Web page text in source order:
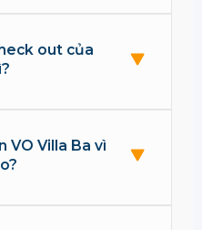
out của
VO Villa Ba vì